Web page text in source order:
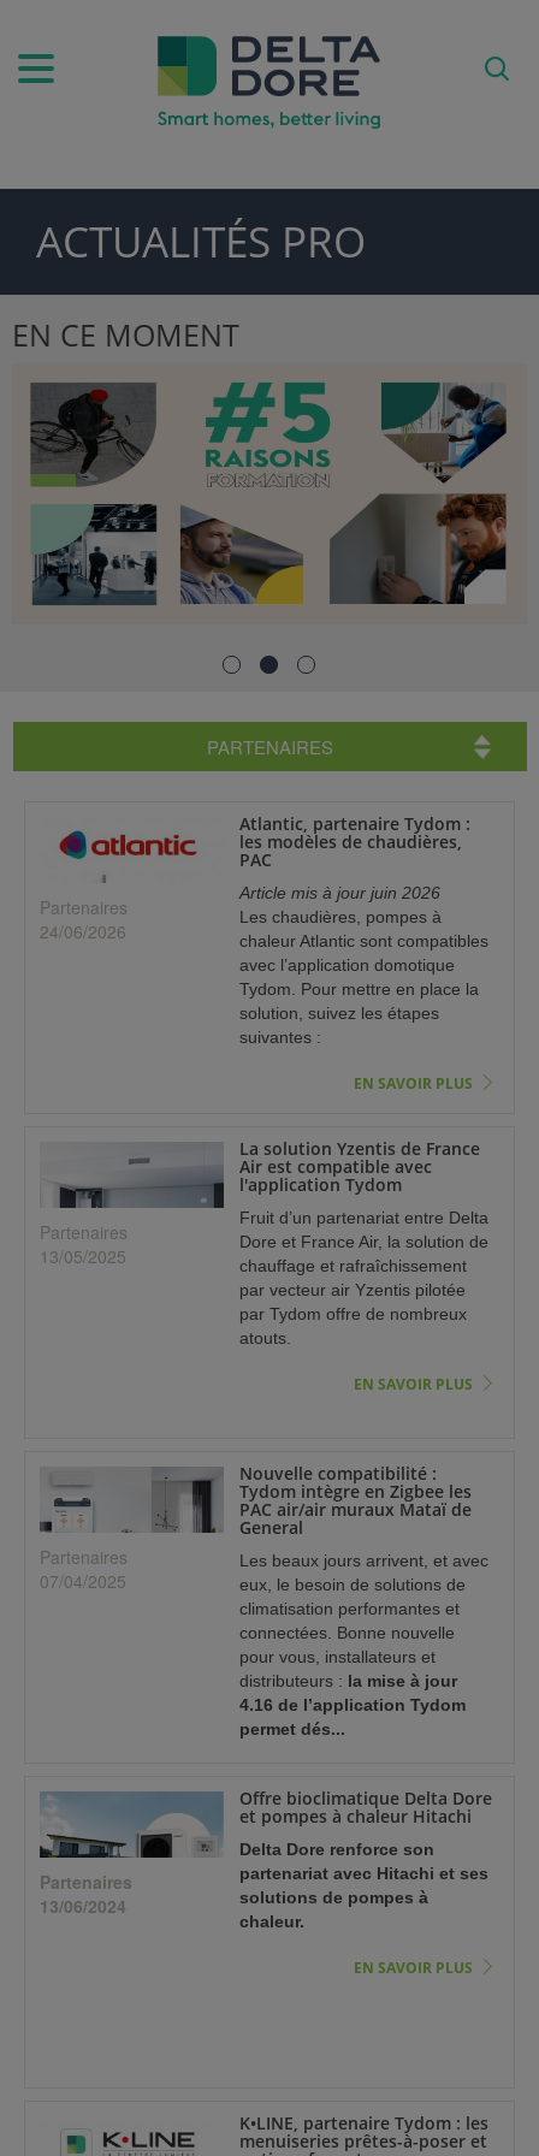
& SERVICES)
ACTUALITÉS PRO
EN CE MOMENT
PARTENAIRES
Partenaires
24/06/2026
Atlantic, partenaire Tydom :
les modèles de chaudières,
PAC
Article mis à jour juin 2026
Les chaudières, pompes à
chaleur Atlantic sont compatibles
avec l’application domotique
Tydom. Pour mettre en place la
solution, suivez les étapes
suivantes :
EN SAVOIR PLUS
Partenaires
13/05/2025
La solution Yzentis de France
Air est compatible avec
l'application Tydom
Fruit d’un partenariat entre Delta
Dore et France Air, la solution de
chauffage et rafraîchissement
par vecteur air Yzentis pilotée
par Tydom offre de nombreux
atouts.
EN SAVOIR PLUS
Partenaires
07/04/2025
Nouvelle compatibilité :
Tydom intègre en Zigbee les
PAC air/air muraux Mataï de
General
Les beaux jours arrivent, et avec
eux, le besoin de solutions de
climatisation performantes et
connectées. Bonne nouvelle
pour vous, installateurs et
distributeurs : la mise à jour
4.16 de l’application Tydom
permet dés...
Partenaires
13/06/2024
Offre bioclimatique Delta Dore
et pompes à chaleur Hitachi
Delta Dore renforce son
partenariat avec Hitachi et ses
solutions de pompes à
chaleur.
EN SAVOIR PLUS
K•LINE, partenaire Tydom : les
menuiseries prêtes-à-poser et